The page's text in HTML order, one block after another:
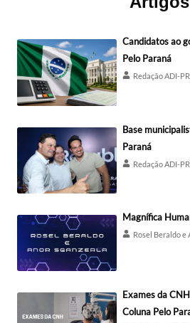
Candidatos ao
Pelo Paraná
Redação ADI-PR
Base
Paraná
Redação ADI-PR
Magnífica
Rosel Beraldo e
Exames da
Coluna Pelo